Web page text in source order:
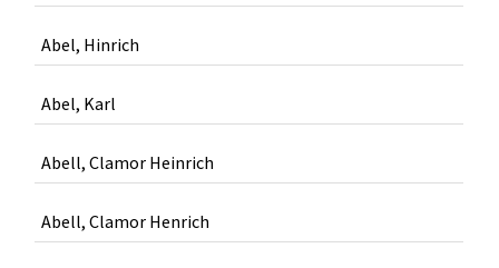
Abel, Hinrich
Abel, Karl
Abell, Clamor Heinrich
Abell, Clamor Henrich